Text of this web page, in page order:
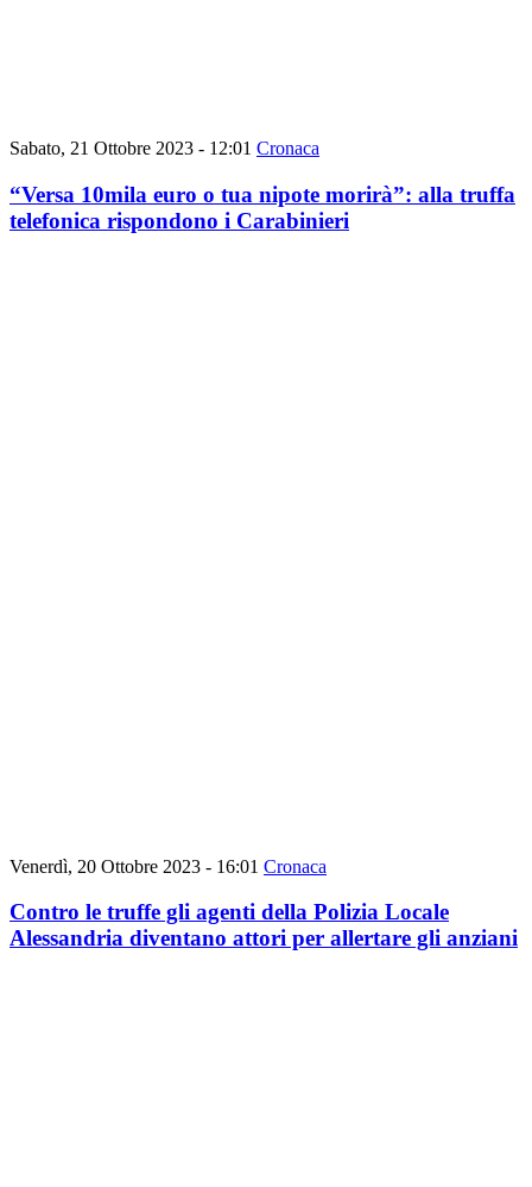
Sabato, 21 Ottobre 2023 - 12:01 Cronaca
“Versa 10mila euro o tua nipote morirà”: alla truffa
telefonica rispondono i Carabinieri
Venerdì, 20 Ottobre 2023 - 16:01 Cronaca
Contro le truffe gli agenti della Polizia Locale
Alessandria diventano attori per allertare gli anziani